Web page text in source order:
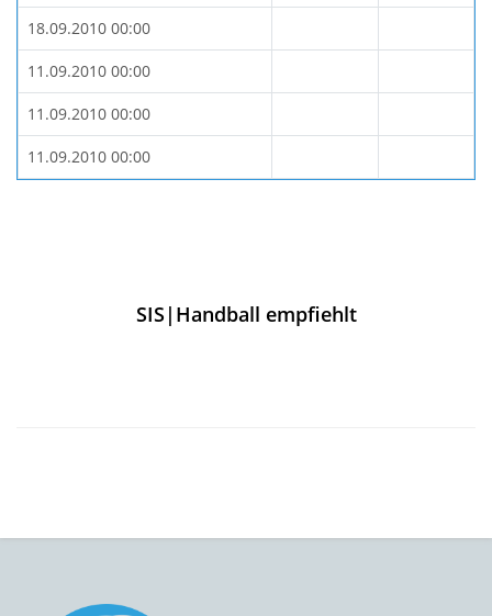
18.09.2010 00:00
11.09.2010 00:00
11.09.2010 00:00
11.09.2010 00:00
SIS|Handball empfiehlt